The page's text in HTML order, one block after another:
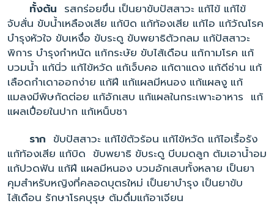
ทั้งต้น รสกร่อยขื่น เป็นยาขับปัสสาวะ แก้ไข้ แก้ไข้
จับสั่น ขับน้ำเหลืองเสีย แก้บิด แก้ท้องเสีย แก้ไอ แก้วัณโรค
บำรุงหัวใจ ขับเหงื่อ ขับระดู ขับพยาธิตัวกลม แก้ปัสสาวะ
พิการ บำรุงกำหนัด แก้กระษัย ขับไส้เดือน แก้กามโรค แก้
บวมน้ำ แก้นิ่ว แก้ไข้หวัด แก้เจ็บคอ แก้ตาแดง แก้ดีซ่าน แก้
เลือดกำเดาออกง่าย แก้ฝี แก้แผลมีหนอง แก้แผลงู แก้
แมลงมีพิษกัดต่อย แก้อักเสบ แก้แผลในกระเพาะอาหาร แก้
แผลเปื่อยในปาก แก้เหน็บชา
ราก ขับปัสสาวะ แก้ไข้ตัวร้อน แก้ไข้หวัด แก้ไอเรื้อรัง
แก้ท้องเสีย แก้บิด ขับพยาธิ ขับระดู บีบมดลูก ต้มเอาน้ำอม
แก้ปวดฟัน แก้ฝี แผลมีหนอง บวมอักเสบทั้งหลาย เป็นยา
คุมสำหรับหญิงที่คลอดบุตรใหม่ เป็นยาบำรุง เป็นยาขับ
ไส้เดือน รักษาโรคบุรุษ ต้มดื่มแก้อาเจียน